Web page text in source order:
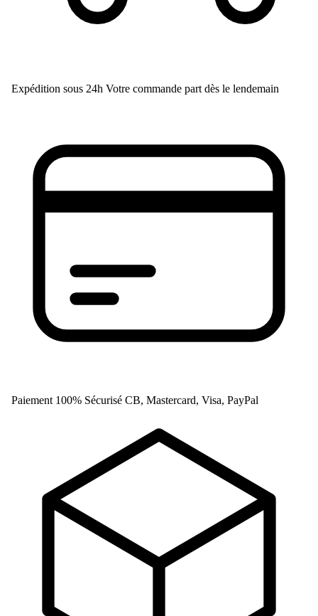
Expédition sous 24h Votre commande part dès le lendemain
Paiement 100% Sécurisé CB, Mastercard, Visa, PayPal